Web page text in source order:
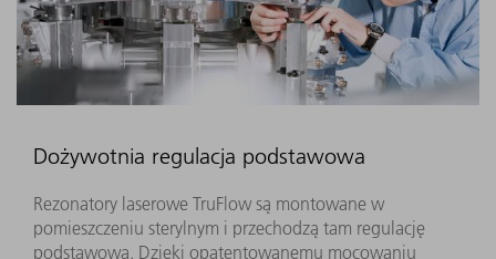
Dożywotnia regulacja podstawowa
Rezonatory laserowe TruFlow są montowane w
pomieszczeniu sterylnym i przechodzą tam regulację
podstawową. Dzięki opatentowanemu mocowaniu